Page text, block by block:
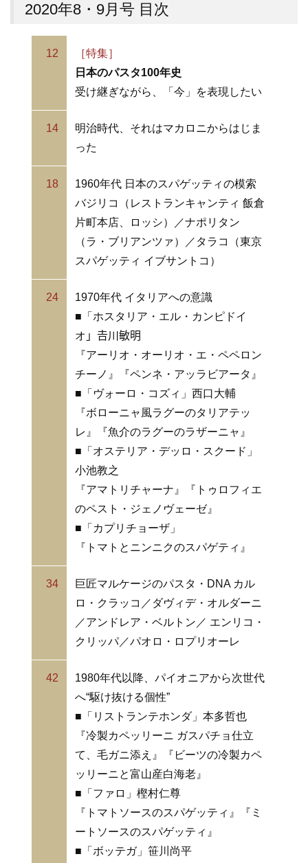
2020年8・9月号 目次
12
［特集］
日本のパスタ100年史
受け継ぎながら、「今」を表現したい
14
明治時代、それはマカロニからはじま
った
18
1960年代 日本のスパゲッティの模索
バジリコ（レストランキャンティ 飯倉
片町本店、ロッシ）／ナポリタン
（ラ・ブリアンツァ）／タラコ（東京
スパゲッティ イブサントコ）
24
1970年代 イタリアへの意識
■「ホスタリア・エル・カンピドイ
オ」𠮷川敏明
『アーリオ・オーリオ・エ・ペペロン
チーノ』『ペンネ・アッラビアータ』
■「ヴォーロ・コズィ」西口大輔
『ボローニャ風ラグーのタリアテッ
レ』『魚介のラグーのラザーニャ』
■「オステリア・デッロ・スクード」
小池教之
『アマトリチャーナ』『トゥロフィエ
のペスト・ジェノヴェーゼ』
■「カプリチョーザ」
『トマトとニンニクのスパゲティ』
34
巨匠マルケージのパスタ・DNA カル
ロ・クラッコ／ダヴィデ・オルダーニ
／アンドレア・ベルトン／ エンリコ・
クリッパ／パオロ・ロプリオーレ
42
1980年代以降、パイオニアから次世代
へ“駆け抜ける個性”
■「リストランテホンダ」本多哲也
『冷製カペッリーニ ガスパチョ仕立
て、毛ガニ添え』『ビーツの冷製カペ
ッリーニと富山産白海老』
■「ファロ」樫村仁尊
『トマトソースのスパゲッティ』『ミ
ートソースのスパゲッティ』
■「ボッテガ」笹川尚平